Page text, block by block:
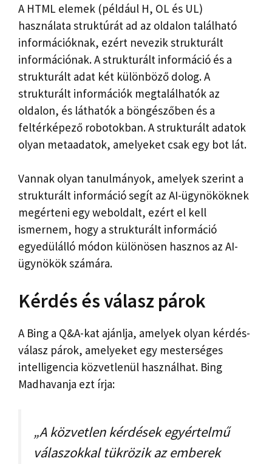
A HTML elemek (például H, OL és UL)
használata struktúrát ad az oldalon található
információknak, ezért nevezik strukturált
információnak. A strukturált információ és a
strukturált adat két különböző dolog. A
strukturált információk megtalálhatók az
oldalon, és láthatók a böngészőben és a
feltérképező robotokban. A strukturált adatok
olyan metaadatok, amelyeket csak egy bot lát.
Vannak olyan tanulmányok, amelyek szerint a
strukturált információ segít az AI-ügynököknek
megérteni egy weboldalt, ezért el kell
ismernem, hogy a strukturált információ
egyedülálló módon különösen hasznos az AI-
ügynökök számára.
Kérdés és válasz párok
A Bing a Q&A-kat ajánlja, amelyek olyan kérdés-
válasz párok, amelyeket egy mesterséges
intelligencia közvetlenül használhat. Bing
Madhavanja ezt írja:
„A közvetlen kérdések egyértelmű
válaszokkal tükrözik az emberek